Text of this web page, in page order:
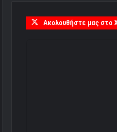
Ακολουθήστε μας στο